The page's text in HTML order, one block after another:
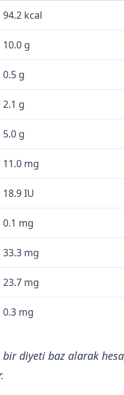
94.2 kcal
10.0 g
0.5 g
2.1 g
5.0 g
11.0 mg
18.9 IU
0.1 mg
33.3 mg
23.7 mg
0.3 mg
diyeti baz alarak